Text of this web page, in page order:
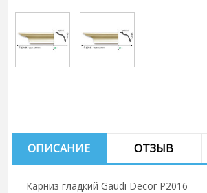
ОПИСАНИЕ ОТЗЫВ
Карниз гладкий Gaudi Decor P2016